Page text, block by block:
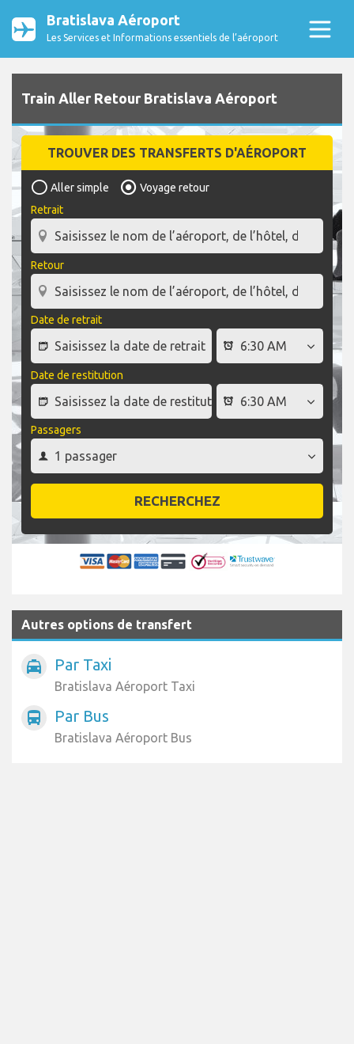
Bratislava Aéroport
Les Services et Informations essentiels de l’aéroport
Train Aller Retour Bratislava Aéroport
TROUVER DES TRANSFERTS D'AÉROPORT
Aller simple
Voyage retour
Retrait
Retour
Date de retrait
Date de restitution
Passagers
RECHERCHEZ
Autres options de transfert
local_taxi Par Taxi
Bratislava Aéroport Taxi
directions_bus Par Bus
Bratislava Aéroport Bus